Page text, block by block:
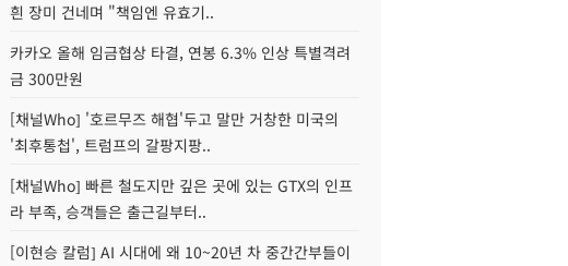
흰 장미 건네며 "책임엔 유효기..
카카오 올해 임금협상 타결, 연봉 6.3% 인상 특별격려
금 300만원
[채널Who] '호르무즈 해협'두고 말만 거창한 미국의
'최후통첩', 트럼프의 갈팡지팡..
[채널Who] 빠른 철도지만 깊은 곳에 있는 GTX의 인프
라 부족, 승객들은 출근길부터..
[이현승 칼럼] AI 시대에 왜 10~20년 차 중간간부들이